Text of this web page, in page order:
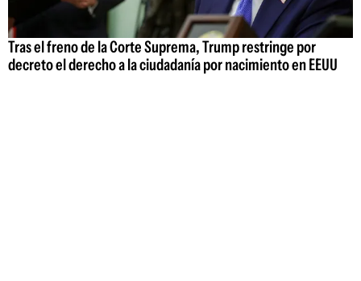
Tras el freno de la Corte Suprema, Trump restringe por
decreto el derecho a la ciudadanía por nacimiento en EEUU